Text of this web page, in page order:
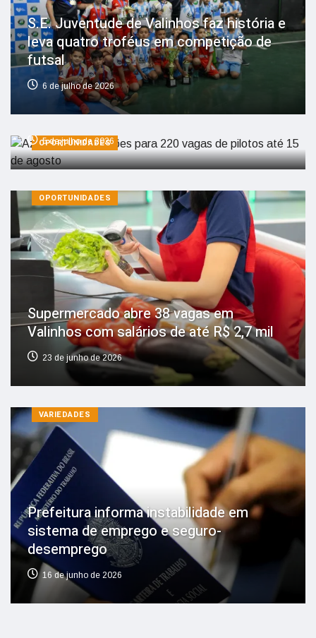
S.E. Juventude de Valinhos faz história e
leva quatro troféus em competição de
futsal
6 de julho de 2026
OPORTUNIDADES
Azul recebe inscrições para 220 vagas
de pilotos até 15 de agosto
5 de julho de 2026
OPORTUNIDADES
Supermercado abre 38 vagas em
Valinhos com salários de até R$ 2,7 mil
23 de junho de 2026
VARIEDADES
Prefeitura informa instabilidade em
sistema de emprego e seguro-
desemprego
16 de junho de 2026